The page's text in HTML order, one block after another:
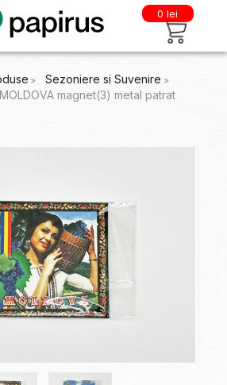
0 lei
Sezoniere si Suvenire
magnet(3) metal patrat